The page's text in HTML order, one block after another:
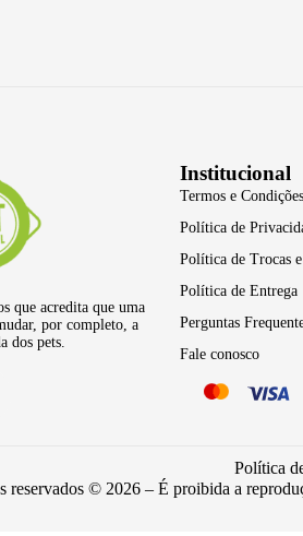
que acredita que uma
por completo, a
dos pets.
Institucional
Termos e
Política de
Política de Trocas
Política de Entrega
Perguntas
Fale conosco
Política
reservados © 2026 – É proibida a